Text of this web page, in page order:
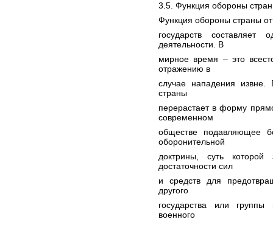
3.5. Функция обороны
Функция обороны страны
государств
деятельности. В
мирное время – это
отражению в
случае нападения
страны
перерастает в форму
современном
обществе подавляющее
оборонительной
доктрины, суть которой
достаточности сил
и средств для
другого
государства или
военного